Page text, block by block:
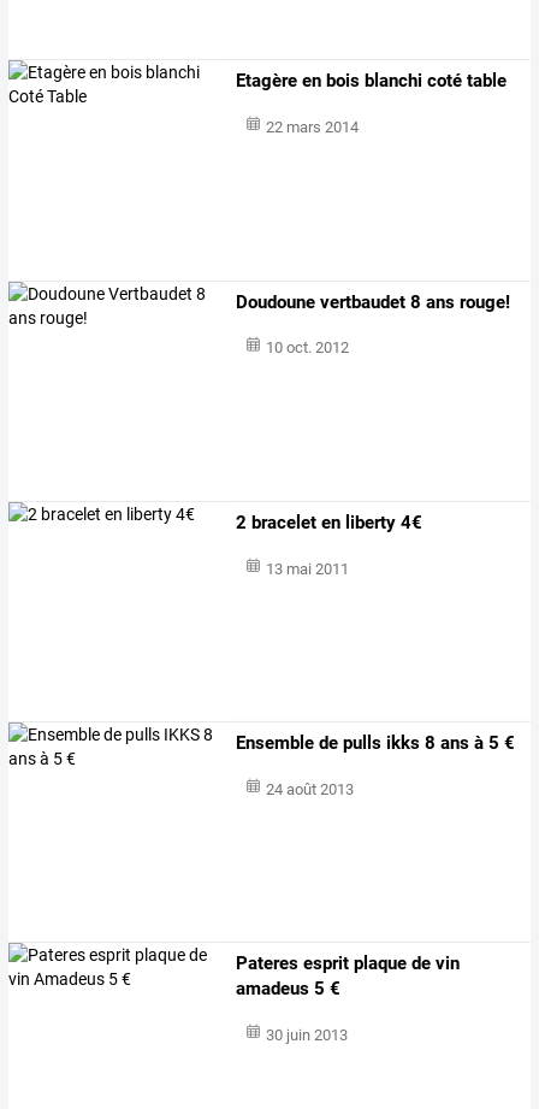
Etagère en bois blanchi coté table
22 mars 2014
Doudoune vertbaudet 8 ans rouge!
10 oct. 2012
2 bracelet en liberty 4€
13 mai 2011
Ensemble de pulls ikks 8 ans à 5 €
24 août 2013
Pateres esprit plaque de vin
amadeus 5 €
30 juin 2013